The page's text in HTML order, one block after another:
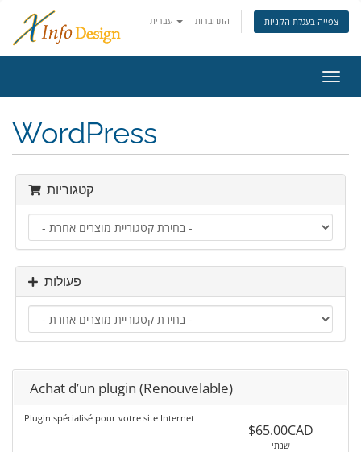
התחברות צפייה בעגלת הקניות
ניווט
WordPress
קטגוריות
פעולות
Achat d’un plugin (Renouvelable)
Plugin spécialisé pour votre site Internet
$65.00CAD
שנתי